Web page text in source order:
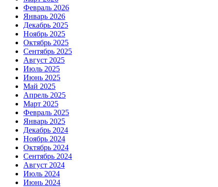
Февраль 2026
Январь 2026
Декабрь 2025
Ноябрь 2025
Октябрь 2025
Сентябрь 2025
Август 2025
Июль 2025
Июнь 2025
Май 2025
Апрель 2025
Март 2025
Февраль 2025
Январь 2025
Декабрь 2024
Ноябрь 2024
Октябрь 2024
Сентябрь 2024
Август 2024
Июль 2024
Июнь 2024